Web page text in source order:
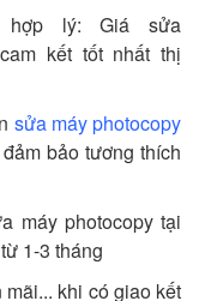
hợp lý: Giá sửa
kết tốt nhất thị
sửa máy photocopy
bảo tương thích
máy photocopy tại
1-3 tháng
khi có giao kết